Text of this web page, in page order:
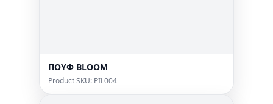
ΠΟΥΦ BLOOM
Product SKU: PIL004